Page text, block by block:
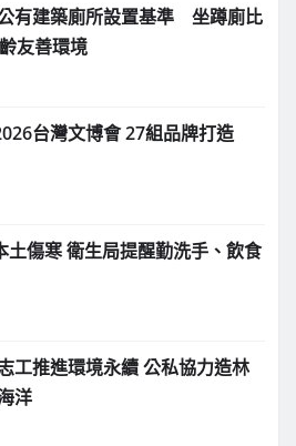
有建築廁所設置基準 坐蹲廁比
友善環境
台灣文博會 27組品牌打造
土傷寒 衛生局提醒勤洗手、飲食
工推進環境永續 公私協力造林
洋